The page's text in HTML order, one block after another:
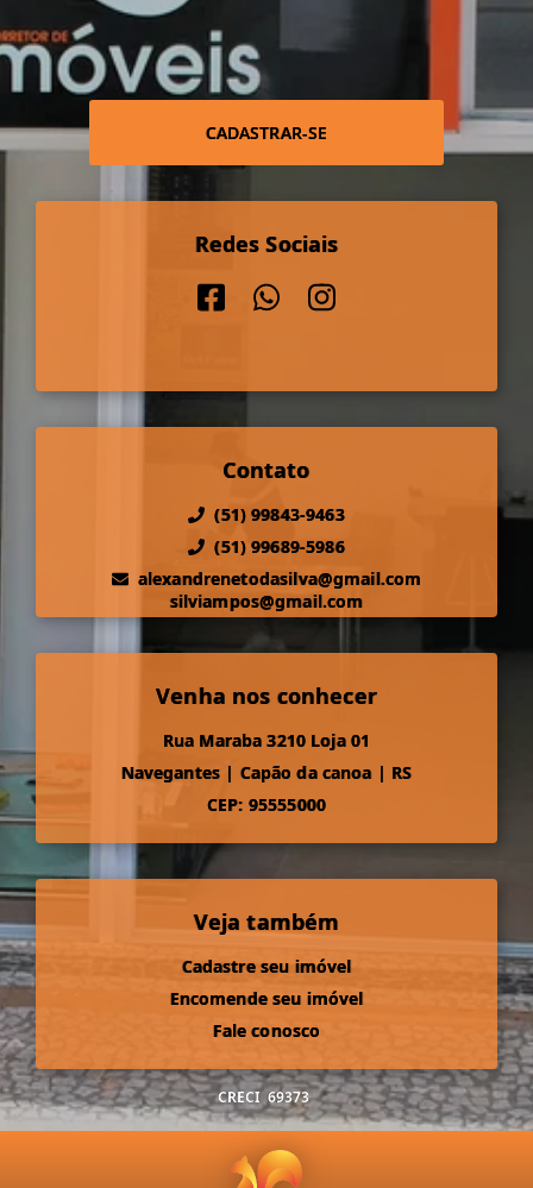
CADASTRAR-SE
Redes Sociais
Contato
(51) 99843-9463
(51) 99689-5986
alexandrenetodasilva@gmail.com
silviampos@gmail.com
Venha nos conhecer
Rua Maraba 3210 Loja 01
Navegantes | Capão da canoa | RS
CEP: 95555000
Veja também
Cadastre seu imóvel
Encomende seu imóvel
Fale conosco
CRECI 69373